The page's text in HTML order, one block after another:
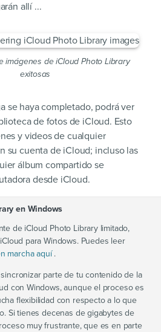
allí ...
imágenes de iCloud Photo Library
exitosas
se haya completado, podrá ver
de fotos de iCloud. Esto
y videos de cualquier
su cuenta de iCloud; incluso las
álbum compartido se
desde iCloud.
en Windows
de iCloud Photo Library limitado,
para Windows. Puedes leer
marcha aquí.
parte de tu contenido de la
con Windows, aunque el proceso es
flexibilidad con respecto a lo que
Si tienes decenas de gigabytes de
muy frustrante, que es en parte